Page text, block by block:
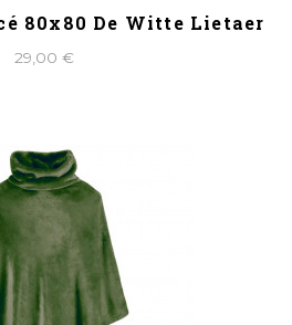
80x80 De Witte Lietaer
29,00 €